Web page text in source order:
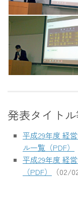
発表タイト
平成29年度 経
ル一覧（PDF）
平成29年度 経
（PDF）
（02/